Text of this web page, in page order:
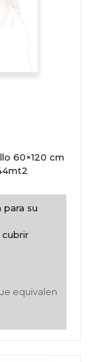
60×120 cm
para su
equivalen